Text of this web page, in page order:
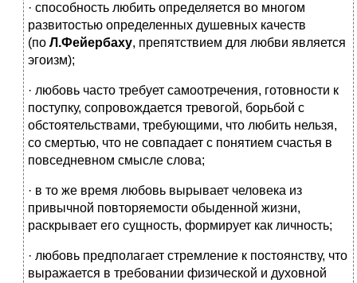
· способность любить определяется во многом
развитостью определенных душевных качеств
(по Л.Фейербаху, препятствием для любви является
эгоизм);
· любовь часто требует самоотречения, готовности к
поступку, сопровождается тревогой, борьбой с
обстоятельствами, требующими, что любить нельзя,
со смертью, что не совпадает с понятием счастья в
повседневном смысле слова;
· в то же время любовь вырывает человека из
привычной повторяемости обыденной жизни,
раскрывает его сущность, формирует как личность;
· любовь предполагает стремление к постоянству, что
выражается в требовании физической и духовной